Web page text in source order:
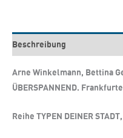
Beschreibung
Arne Winkelmann, Bettina
ÜBERSPANNEND.
Reihe TYPEN DEINER